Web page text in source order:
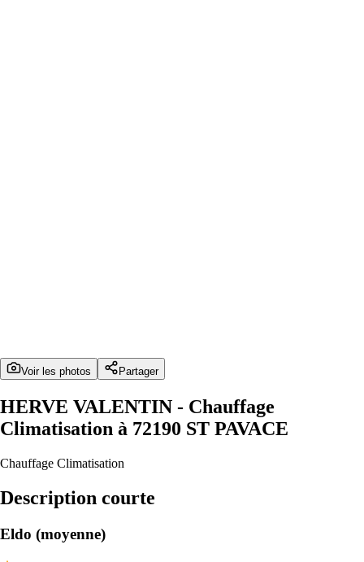
Voir les photos Partager
HERVE VALENTIN - Chauffage
Climatisation à 72190 ST PAVACE
Chauffage Climatisation
Description courte
Eldo (moyenne)